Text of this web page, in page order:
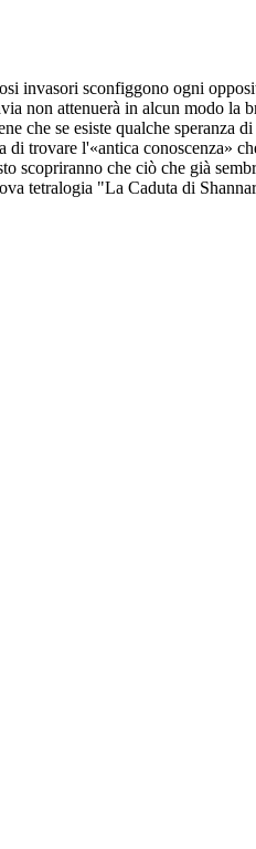
invasori sconfiggono ogni
non attenuerà in alcun modo
che se esiste qualche
trovare l'«antica conoscenza»
che ciò che già
tetralogia "La Caduta di